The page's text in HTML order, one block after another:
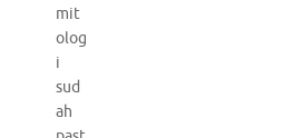
mit
olog
i
sud
ah